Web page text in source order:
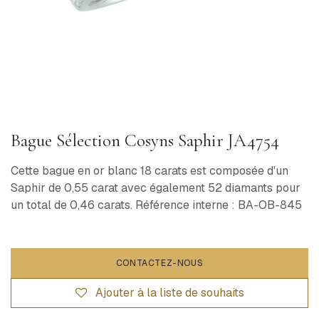
Bague Sélection Cosyns Saphir JA4754
Cette bague en or blanc 18 carats est composée d'un
Saphir de 0,55 carat avec également 52 diamants pour
un total de 0,46 carats. Référence interne : BA-OB-845
CONTACTEZ-NOUS
Ajouter à la liste de souhaits